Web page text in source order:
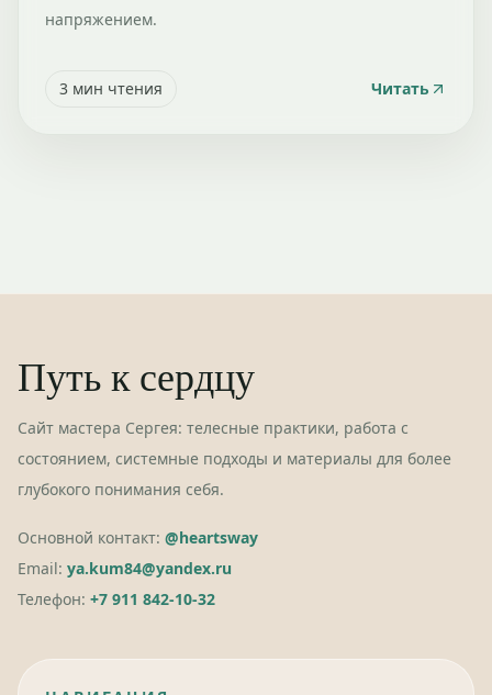
напряжением.
3 мин чтения Читать
Путь к сердцу
Сайт мастера Сергея: телесные практики, работа с
состоянием, системные подходы и материалы для более
глубокого понимания себя.
Основной контакт: @heartsway
Email: ya.kum84@yandex.ru
Телефон: +7 911 842-10-32